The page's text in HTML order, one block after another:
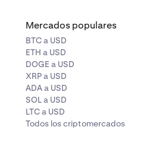
Mercados populares
BTC a USD
ETH a USD
DOGE a USD
XRP a USD
ADA a USD
SOL a USD
LTC a USD
Todos los criptomercados